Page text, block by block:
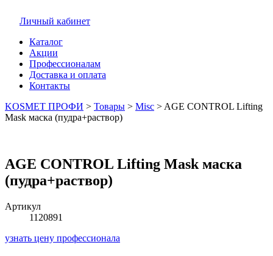
Личный кабинет
Каталог
Акции
Профессионалам
Доставка и оплата
Контакты
KOSMET ПРОФИ > Товары > Misc > AGE CONTROL Lifting
Mask маска (пудра+раствор)
AGE CONTROL Lifting Mask маска
(пудра+раствор)
Артикул
1120891
узнать цену профессионала